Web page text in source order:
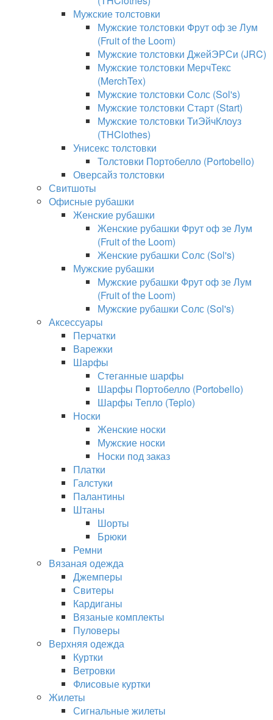
Мужские толстовки
Мужские толстовки Фрут оф зе Лум
(Fruit of the Loom)
Мужские толстовки ДжейЭРСи (JRC)
Мужские толстовки МерчТекс
(MerchTex)
Мужские толстовки Солс (Sol's)
Мужские толстовки Старт (Start)
Мужские толстовки ТиЭйчКлоуз
(THClothes)
Унисекс толстовки
Толстовки Портобелло (Portobello)
Оверсайз толстовки
Свитшоты
Офисные рубашки
Женские рубашки
Женские рубашки Фрут оф зе Лум
(Fruit of the Loom)
Женские рубашки Солс (Sol's)
Мужские рубашки
Мужские рубашки Фрут оф зе Лум
(Fruit of the Loom)
Мужские рубашки Солс (Sol's)
Аксессуары
Перчатки
Варежки
Шарфы
Стеганные шарфы
Шарфы Портобелло (Portobello)
Шарфы Тепло (Teplo)
Носки
Женские носки
Мужские носки
Носки под заказ
Платки
Галстуки
Палантины
Штаны
Шорты
Брюки
Ремни
Вязаная одежда
Джемперы
Свитеры
Кардиганы
Вязаные комплекты
Пуловеры
Верхняя одежда
Куртки
Ветровки
Флисовые куртки
Жилеты
Сигнальные жилеты